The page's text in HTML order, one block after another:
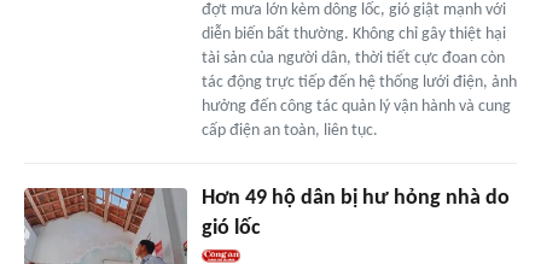
đợt mưa lớn kèm dông lốc, gió giật mạnh với
diễn biến bất thường. Không chỉ gây thiệt hại
tài sản của người dân, thời tiết cực đoan còn
tác động trực tiếp đến hệ thống lưới điện, ảnh
hưởng đến công tác quản lý vận hành và cung
cấp điện an toàn, liên tục.
Hơn 49 hộ dân bị hư hỏng nhà do
gió lốc